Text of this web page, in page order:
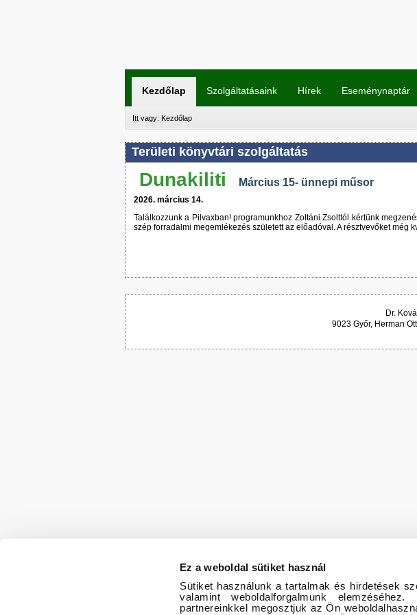
Ez a weboldal sütiket használ
Sütiket használunk a tartalmak és hirdetések
valamint weboldalforgalmunk
partnereinkkel megosztjuk az Ön
Kezdőlap Szolgáltatásaink Hírek Eseménynaptár
Itt vagy: Kezdőlap
Területi könyvtári szolgáltatás
Dunakiliti Március 15- ünnepi műsor
2026. március 14.
Találkozzunk a Pilvaxban! programunkhoz Zoltáni Zsolttól kértünk
szép forradalmi megemlékezés született az előadóval. A résztvevőket még
Dr.
9023 Győr, Herman